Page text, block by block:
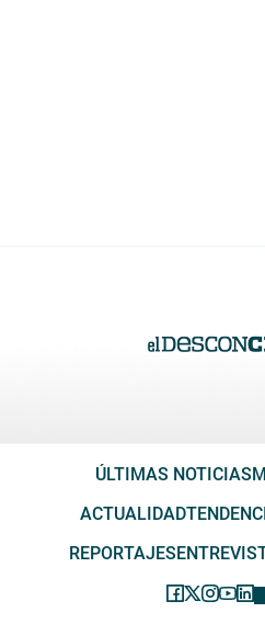
ÚLTIMAS NOTICIAS
ACTUALIDAD
REPORTAJES